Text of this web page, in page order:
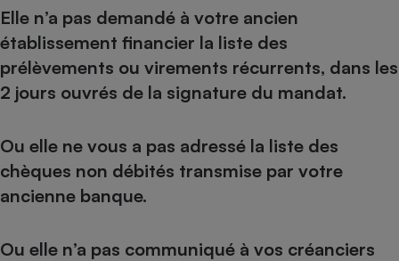
Elle n’a pas demandé à votre ancien
établissement financier la liste des
prélèvements ou virements récurrents, dans les
2 jours ouvrés de la signature du mandat.
Ou elle ne vous a pas adressé la liste des
chèques non débités transmise par votre
ancienne banque.
Ou elle n’a pas communiqué à vos créanciers
Complément
alimentaire
Comparateur auto
Comparatif robot cuiseur
Comparatif centrale
Petit électroménager -
Image et son
Informatique
Internet
Chauffage
Produit d'entretien
Sécurité domestique
Speedtest - Testez le débit de votre
connexion Internet